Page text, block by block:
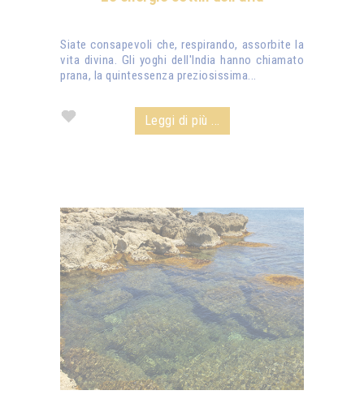
Siate consapevoli che, respirando, assorbite la
vita divina. Gli yoghi dell'India hanno chiamato
prana, la quintessenza preziosissima...
Leggi di più ...